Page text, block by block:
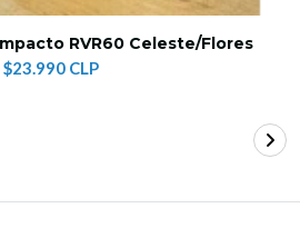
RVR60 Celeste/Flores
$23.990 CLP